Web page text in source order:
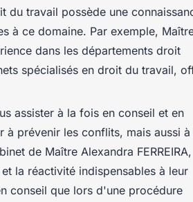
du travail possède une
à ce domaine. Par exemple,
dans les départements droit
spécialisés en droit du travail,
assister à la fois en conseil et en
prévenir les conflits, mais aussi à
de Maître Alexandra FERREIRA,
la réactivité indispensables à leur
conseil que lors d'une procédure